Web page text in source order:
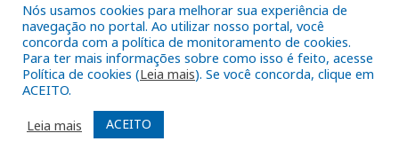
Todos os direitos reservados a Câmara Municipal de Breves
Mapa do Site
Acessar o Webmail
Nós usamos cookies para melhorar sua experiência de
navegação no portal. Ao utilizar nosso portal, você
concorda com a política de monitoramento de cookies.
Para ter mais informações sobre como isso é feito, acesse
Política de cookies (Leia mais). Se você concorda, clique em
ACEITO.
Leia mais
ACEITO